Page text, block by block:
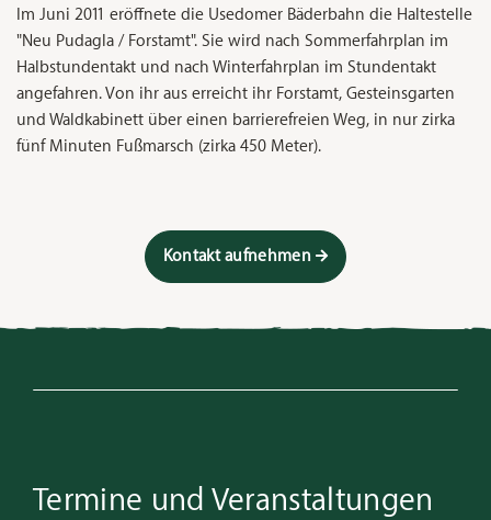
Im Juni 2011 eröffnete die Usedomer Bäderbahn die Haltestelle
"Neu Pudagla / Forstamt". Sie wird nach Sommerfahrplan im
Halbstundentakt und nach Winterfahrplan im Stundentakt
angefahren. Von ihr aus erreicht ihr Forstamt, Gesteinsgarten
und Waldkabinett über einen barrierefreien Weg, in nur zirka
fünf Minuten Fußmarsch (zirka 450 Meter).
Kontakt aufnehmen
Termine und Veranstaltungen